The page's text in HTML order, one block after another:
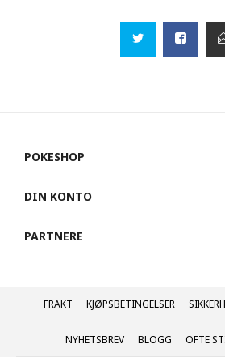
POKESHOP
DIN KONTO
PARTNERE
FRAKT KJØPSBETINGELSER
NYHETSBREV BLOGG OFTE